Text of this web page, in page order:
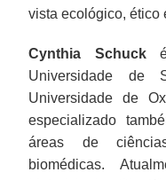
vista ecológico, ético
Cynthia Schucké
Universidade de
Universidade de
especializado
áreas de
biomédicas.